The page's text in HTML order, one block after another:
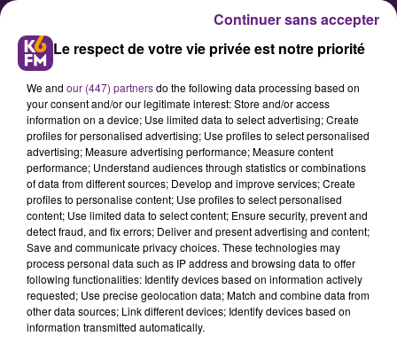
La préfecture et d’autres
services publics fermés ce lundi
En raison du pont du 15 août, de
nombreux services publics, comme
ceux de la préfecture, sont fermés
ce lundi.
Le respect de votre vie privée est notre priorité
We and our (447) partnersdo the following data processing based on
your consent and/or our legitimate interest: Store and/or access
information on a device; Use limited data to select advertising; Create
profiles for personalised advertising; Use profiles to select personalised
advertising; Measure advertising performance; Measure content
performance; Understand audiences through statistics or combinations
of data from different sources; Develop and improve services; Create
profiles to personalise content; Use profiles to select personalised
content; Use limited data to select content; Ensure security, prevent and
detect fraud, and fix errors; Deliver and present advertising and content;
Save and communicate privacy choices. These technologies may
process personal data such as IP address and browsing data to offer
following functionalities: Identify devices based on information actively
requested; Use precise geolocation data; Match and combine data from
other data sources; Link different devices; Identify devices based on
information transmitted automatically.
Continuer sans accepter